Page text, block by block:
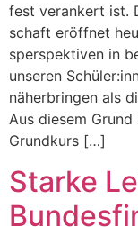
fest ver­ankert ist.
schaft eröffnet
sper­spek­tiv­en in
unseren
näher­brin­gen als
Aus diesem
Grund­kurs […]
Starke